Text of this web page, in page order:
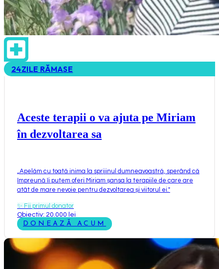
24ZILE RĂMASE
Aceste terapii o va ajuta pe Miriam
în dezvoltarea sa
Apelăm cu toată inima la sprijinul dumneavoastră, sperând că
împreună îi putem oferi Miriam șansa la terapiile de care are
atât de mare nevoie pentru dezvoltarea și viitorul ei. "
✨ Fii primul donator
Obiectiv: 20.000 lei
DONEAZĂ ACUM